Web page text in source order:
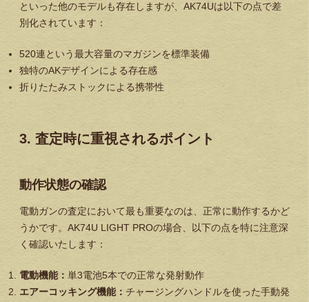
といった他のモデルも存在しますが、AK74Uは以下の点で差
別化されています：
520連という最大容量のマガジンを標準装備
独特のAKデザインによる存在感
折りたたみストックによる携帯性
3. 査定時に重視されるポイント
動作状態の確認
電動ガンの査定において最も重要なのは、正常に動作するかど
うかです。AK74U LIGHT PROの場合、以下の点を特に注意深
く確認いたします：
電動機能： 単3電池5本での正常な発射動作
エアーコッキング機能： チャージングハンドルを使った手動発